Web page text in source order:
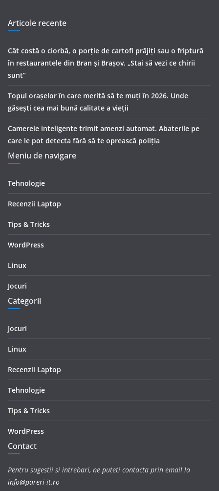
Articole recente
Cât costă o ciorbă, o porţie de cartofi prăjiţi sau o friptură
în restaurantele din Bran şi Braşov. „Stai să vezi ce chirii
sunt”
Topul orașelor în care merită să te muți în 2026. Unde
găsești cea mai bună calitate a vieții
Camerele inteligente trimit amenzi automat. Abaterile pe
care le pot detecta fără să te oprească poliția
Meniu de navigare
Tehnologie
Recenzii Laptop
Tips & Tricks
WordPress
Linux
Jocuri
Categorii
Jocuri
Linux
Recenzii Laptop
Tehnologie
Tips & Tricks
WordPress
Contact
Pentru sugestii si intrebari, ne puteti contacta prin email la
info@pareri-it.ro